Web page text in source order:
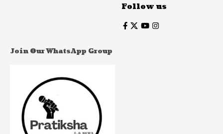
Follow us
Join Our WhatsApp Group